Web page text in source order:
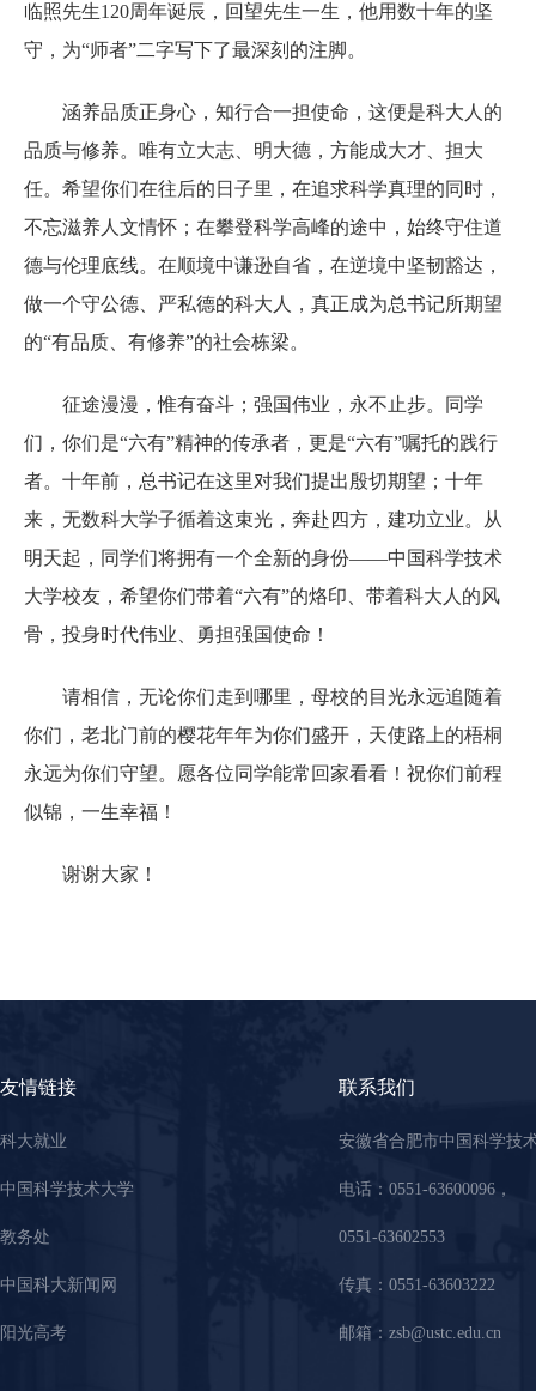
临照先生120周年诞辰，回望先生一生，他用数十年的坚
守，为“师者”二字写下了最深刻的注脚。
涵养品质正身心，知行合一担使命，这便是科大人的
品质与修养。唯有立大志、明大德，方能成大才、担大
任。希望你们在往后的日子里，在追求科学真理的同时，
不忘滋养人文情怀；在攀登科学高峰的途中，始终守住道
德与伦理底线。在顺境中谦逊自省，在逆境中坚韧豁达，
做一个守公德、严私德的科大人，真正成为总书记所期望
的“有品质、有修养”的社会栋梁。
征途漫漫，惟有奋斗；强国伟业，永不止步。同学
们，你们是“六有”精神的传承者，更是“六有”嘱托的践行
者。十年前，总书记在这里对我们提出殷切期望；十年
来，无数科大学子循着这束光，奔赴四方，建功立业。从
明天起，同学们将拥有一个全新的身份——中国科学技术
大学校友，希望你们带着“六有”的烙印、带着科大人的风
骨，投身时代伟业、勇担强国使命！
请相信，无论你们走到哪里，母校的目光永远追随着
你们，老北门前的樱花年年为你们盛开，天使路上的梧桐
永远为你们守望。愿各位同学能常回家看看！祝你们前程
似锦，一生幸福！
谢谢大家！
友情链接
科大就业
中国科学技术大学
教务处
中国科大新闻网
阳光高考
联系我们
安徽省合肥市中国科学技
电话：0551-63600096，
0551-63602553
传真：0551-63603222
邮箱：zsb@ustc.edu.cn